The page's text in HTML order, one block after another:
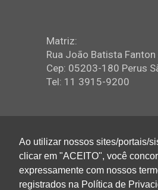
Matriz:
Rua João Batista
Cep: 05203-180 Perus
Tel: 11 3915-9200
Ao utilizar nossos sites/portais/
clicar em "ACEITO", você
expressamente com nossos
registrados na Política de